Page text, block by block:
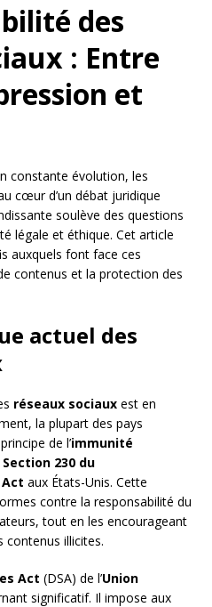
des
: Entre
et
constante évolution, les
cœur d’un débat juridique
soulève des questions
légale et éthique. Cet article
auxquels font face ces
contenus et la protection des
actuel des
réseaux sociaux est en
la plupart des pays
de l’immunité
Section 230 du
aux États-Unis. Cette
contre la responsabilité du
tout en les encourageant
illicites.
Act (DSA) de l’Union
significatif. Il impose aux